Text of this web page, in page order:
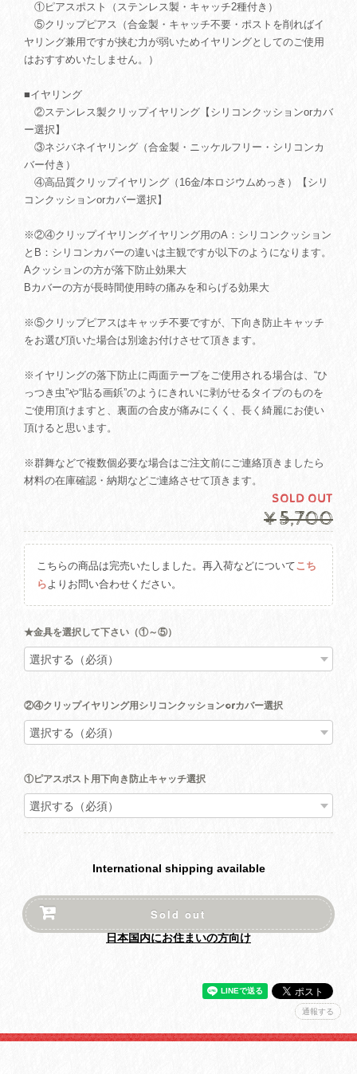
①ピアスポスト（ステンレス製・キャッチ2種付き）
⑤クリップピアス（合金製・キャッチ不要・ポストを削ればイ
ヤリング兼用ですが挟む力が弱いためイヤリングとしてのご使用
はおすすめいたしません。）
■イヤリング
②ステンレス製クリップイヤリング【シリコンクッションorカバ
ー選択】
③ネジバネイヤリング（合金製・ニッケルフリー・シリコンカ
バー付き）
④高品質クリップイヤリング（16金/本ロジウムめっき）【シリ
コンクッションorカバー選択】
※②④クリップイヤリングイヤリング用のA：シリコンクッション
とB：シリコンカバーの違いは主観ですが以下のようになります。
Aクッションの方が落下防止効果大
Bカバーの方が長時間使用時の痛みを和らげる効果大
※⑤クリップピアスはキャッチ不要ですが、下向き防止キャッチ
をお選び頂いた場合は別途お付けさせて頂きます。
※イヤリングの落下防止に両面テープをご使用される場合は、“ひ
っつき虫”や“貼る画鋲”のようにきれいに剥がせるタイプのものを
ご使用頂けますと、裏面の合皮が痛みにくく、長く綺麗にお使い
頂けると思います。
※群舞などで複数個必要な場合はご注文前にご連絡頂きましたら
材料の在庫確認・納期などご連絡させて頂きます。
SOLD OUT
¥5,700
こちらの商品は完売いたしました。再入荷などについてこち
らよりお問い合わせください。
★金具を選択して下さい（①～⑤）
②④クリップイヤリング用シリコンクッションorカバー選択
①ピアスポスト用下向き防止キャッチ選択
International shipping available
Sold out
日本国内にお住まいの方向け
通報する